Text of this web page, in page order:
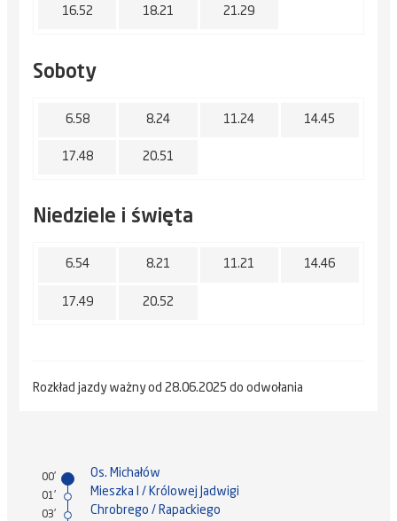
16.52 18.21 21.29
Soboty
6.58 8.24 11.24 14.45
17.48 20.51
Niedziele i święta
6.54 8.21 11.21 14.46
17.49 20.52
Rozkład jazdy ważny od 28.06.2025 do odwołania
00' Os. Michałów
01' Mieszka I / Królowej Jadwigi
03' Chrobrego / Rapackiego